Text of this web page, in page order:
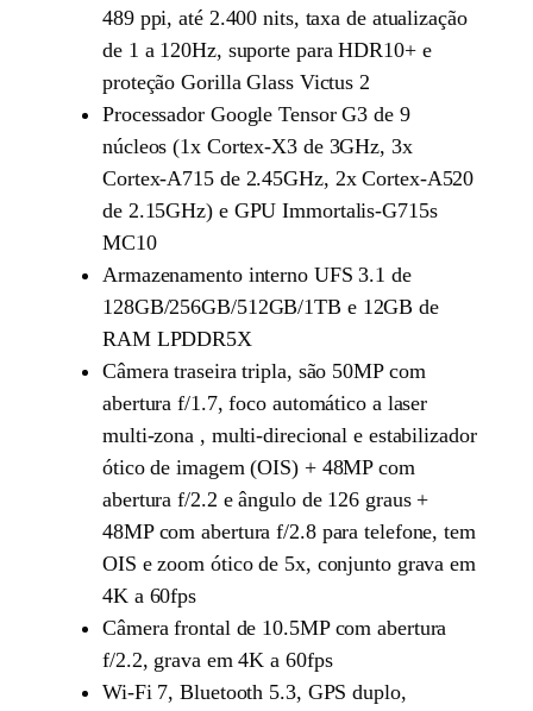
489 ppi, até 2.400 nits, taxa de atualização
de 1 a 120Hz, suporte para HDR10+ e
proteção Gorilla Glass Victus 2
Processador Google Tensor G3 de 9
núcleos (1x Cortex-X3 de 3GHz, 3x
Cortex-A715 de 2.45GHz, 2x Cortex-A520
de 2.15GHz) e GPU Immortalis-G715s
MC10
Armazenamento interno UFS 3.1 de
128GB/256GB/512GB/1TB e 12GB de
RAM LPDDR5X
Câmera traseira tripla, são 50MP com
abertura f/1.7, foco automático a laser
multi-zona , multi-direcional e estabilizador
ótico de imagem (OIS) + 48MP com
abertura f/2.2 e ângulo de 126 graus +
48MP com abertura f/2.8 para telefone, tem
OIS e zoom ótico de 5x, conjunto grava em
4K a 60fps
Câmera frontal de 10.5MP com abertura
f/2.2, grava em 4K a 60fps
Wi-Fi 7, Bluetooth 5.3, GPS duplo,